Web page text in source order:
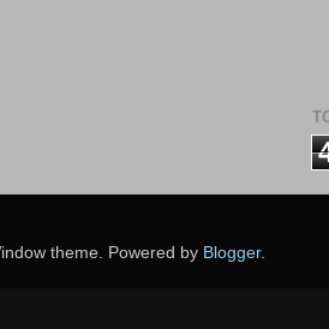
theme. Powered by Blogger.